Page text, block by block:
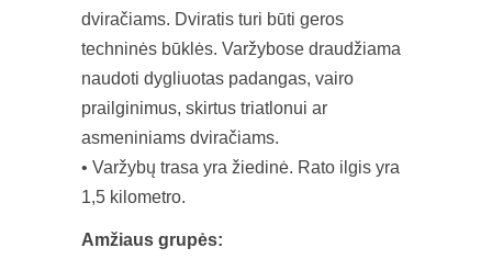
dviračiams. Dviratis turi būti geros
techninės būklės. Varžybose draudžiama
naudoti dygliuotas padangas, vairo
prailginimus, skirtus triatlonui ar
asmeniniams dviračiams.
• Varžybų trasa yra žiedinė. Rato ilgis yra
1,5 kilometro.
Amžiaus grupės: